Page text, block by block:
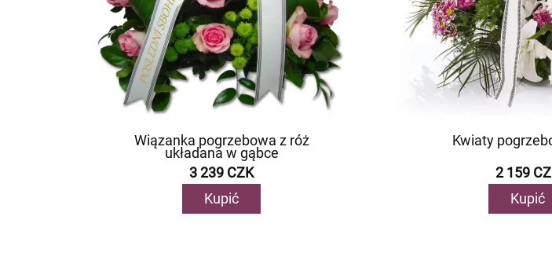
Wiązanka pogrzebowa z róż
układana w gąbce
3 239 CZK
Kupić
Kwiaty
2 159
Kupić